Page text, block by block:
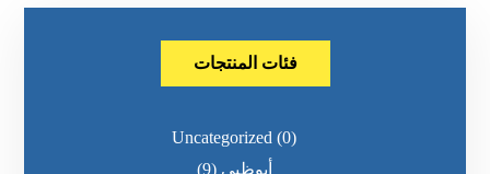
فئات المنتجات
Uncategorized (0)
أبوظبي (9)